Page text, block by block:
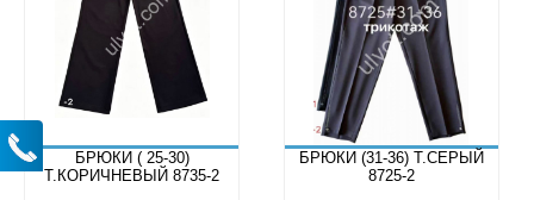
БРЮКИ ( 25-30)
Т.КОРИЧНЕВЫЙ 8735-2
БРЮКИ (31-36) Т.СЕРЫЙ
8725-2